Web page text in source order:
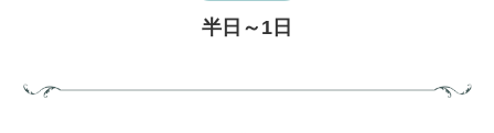
半日～1日